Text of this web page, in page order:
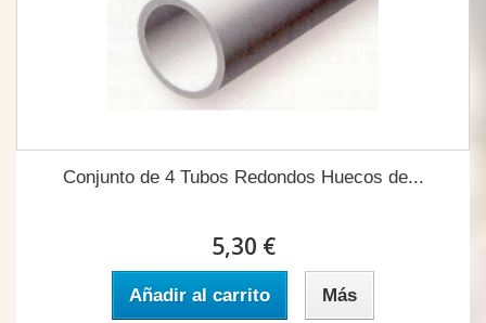
Conjunto de 4 Tubos Redondos Huecos de...
5,30 €
Añadir al carrito Más